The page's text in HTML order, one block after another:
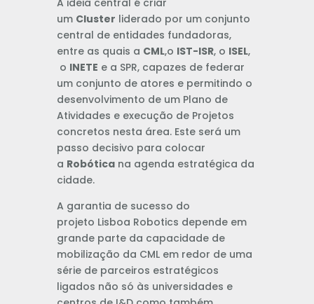
um Cluster liderado por um conjunto
central de entidades fundadoras,
entre as quais a CML,o IST-ISR, o ISEL,
o INETE e a SPR, capazes de federar
um conjunto de atores e permitindo o
desenvolvimento de um Plano de
Atividades e execução de Projetos
concretos nesta área. Este será um
passo decisivo para colocar
a Robóticana agenda estratégica da
cidade.
A garantia de sucesso do
projeto Lisboa Robotics depende em
grande parte da capacidade de
mobilização da CML em redor de uma
série de parceiros estratégicos
ligados não só às universidades e